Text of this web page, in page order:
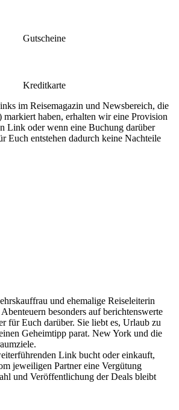
Gutscheine
Kreditkarte
im Reisemagazin und Newsbereich, die
haben, erhalten wir eine Provision
Link oder wenn eine Buchung darüber
Euch entstehen dadurch keine Nachteile
und ehemalige Reiseleiterin
besonders auf berichtenswerte
für Euch darüber. Sie liebt es, Urlaub zu
Geheimtipp parat. New York und die
Link bucht oder einkauft,
jeweiligen Partner eine Vergütung
und Veröffentlichung der Deals bleibt